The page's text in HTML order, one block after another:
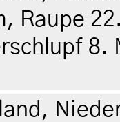
Raupe
8.